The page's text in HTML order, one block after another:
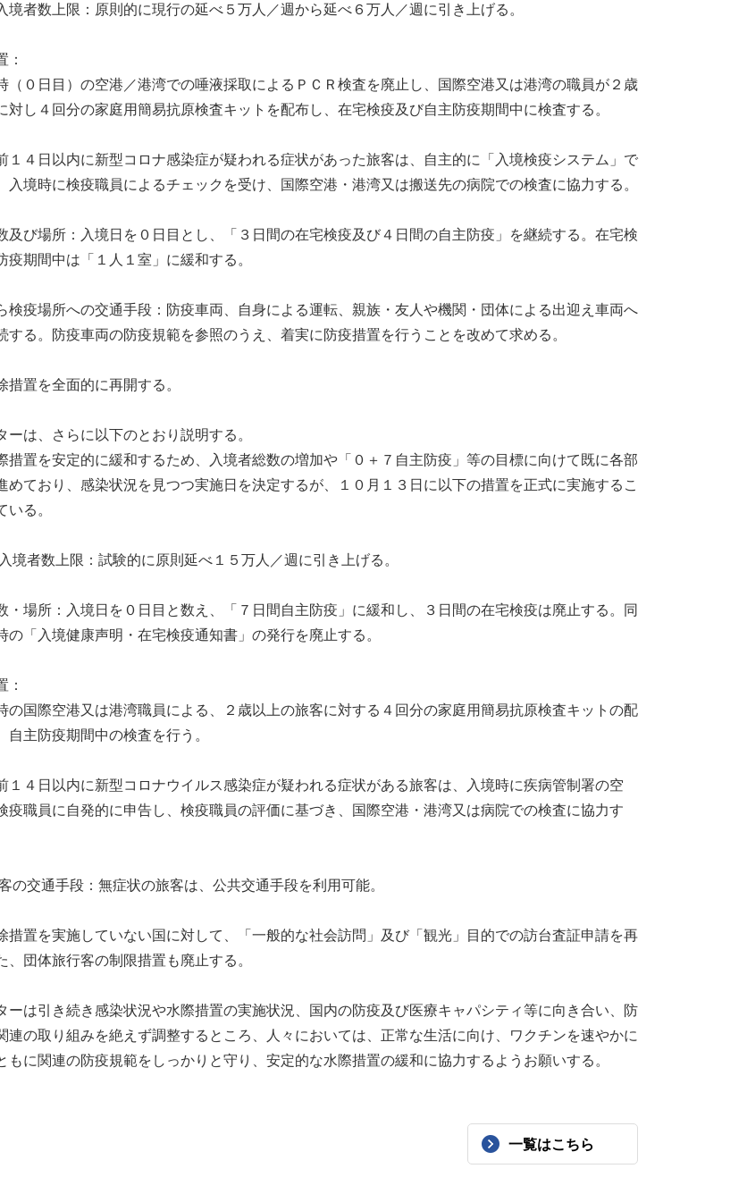
境者数上限：原則的に現行の延べ５万人／週から延べ６万人／週に引き上げる。
：
（０日目）の空港／港湾での唾液採取によるＰＣＲ検査を廃止し、国際空港又は港湾の職員が２歳
対し４回分の家庭用簡易抗原検査キットを配布し、在宅検疫及び自主防疫期間中に検査する。
１４日以内に新型コロナ感染症が疑われる症状があった旅客は、自主的に「入境検疫システム」で
入境時に検疫職員によるチェックを受け、国際空港・港湾又は搬送先の病院での検査に協力する。
及び場所：入境日を０日目とし、「３日間の在宅検疫及び４日間の自主防疫」を継続する。在宅検
疫期間中は「１人１室」に緩和する。
検疫場所への交通手段：防疫車両、自身による運転、親族・友人や機関・団体による出迎え車両へ
する。防疫車両の防疫規範を参照のうえ、着実に防疫措置を行うことを改めて求める。
措置を全面的に再開する。
は、さらに以下のとおり説明する。
置を安定的に緩和するため、入境者総数の増加や「０＋７自主防疫」等の目標に向けて既に各部
めており、感染状況を見つつ実施日を決定するが、１０月１３日に以下の措置を正式に実施するこ
いる。
境者数上限：試験的に原則延べ１５万人／週に引き上げる。
・場所：入境日を０日目と数え、「７日間自主防疫」に緩和し、３日間の在宅検疫は廃止する。同
の「入境健康声明・在宅検疫通知書」の発行を廃止する。
：
の国際空港又は港湾職員による、２歳以上の旅客に対する４回分の家庭用簡易抗原検査キットの配
自主防疫期間中の検査を行う。
１４日以内に新型コロナウイルス感染症が疑われる症状がある旅客は、入境時に疾病管制署の空
疫職員に自発的に申告し、検疫職員の評価に基づき、国際空港・港湾又は病院での検査に協力す
の交通手段：無症状の旅客は、公共交通手段を利用可能。
措置を実施していない国に対して、「一般的な社会訪問」及び「観光」目的での訪台査証申請を再
、団体旅行客の制限措置も廃止する。
は引き続き感染状況や水際措置の実施状況、国内の防疫及び医療キャパシティ等に向き合い、防
連の取り組みを絶えず調整するところ、人々においては、正常な生活に向け、ワクチンを速やかに
もに関連の防疫規範をしっかりと守り、安定的な水際措置の緩和に協力するようお願いする。
一覧はこちら